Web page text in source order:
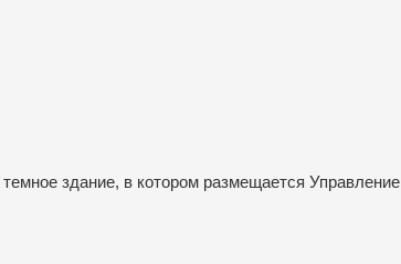
здание, в котором размещается Управление